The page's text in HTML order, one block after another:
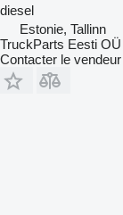
diesel
Estonie, Tallinn
TruckParts Eesti OÜ
Contacter le vendeur